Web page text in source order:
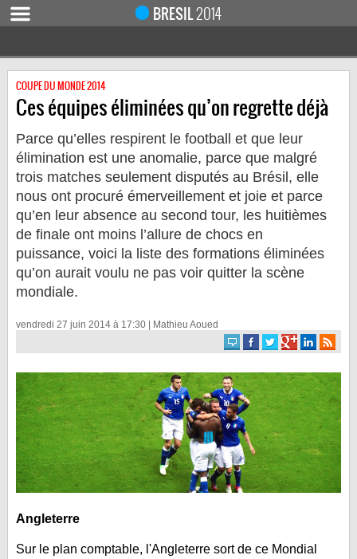
BRESIL2014
ACCUEIL
ACTUALITÉ
COUPE DU MONDE 2019
MONDIAL 2014
CALENDRIER / RÉSULTATS
QUARTS DE FINALE
DEMI-FINALES
CLASSEMENTS
LES BUTEURS
HOMME DU MATCH
LE RÈGLEMENT
LES STADES
QUALIFICATIONS
HISTORIQUE
COUPE DES CONFÉDÉRATIONS
COUPE DU MONDE 2014
Ces équipes éliminées qu’on regrette déjà
Parce qu’elles respirent le football et que leur
élimination est une anomalie, parce que malgré
trois matches seulement disputés au Brésil, elle
nous ont procuré émerveillement et joie et parce
qu’en leur absence au second tour, les huitièmes
de finale ont moins l’allure de chocs en
puissance, voici la liste des formations éliminées
qu’on aurait voulu ne pas voir quitter la scène
mondiale.
vendredi 27 juin 2014 à 17:30 Mathieu Aoued
Angleterre
Sur le plan comptable, l'Angleterre sort de ce Mondial